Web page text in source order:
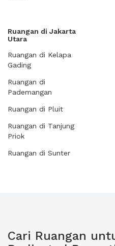
Ruangan di Jakarta
Utara
Ruangan di Kelapa
Gading
Ruangan di
Pademangan
Ruangan di Pluit
Ruangan di Tanjung
Priok
Ruangan di Sunter
Cari Ruangan